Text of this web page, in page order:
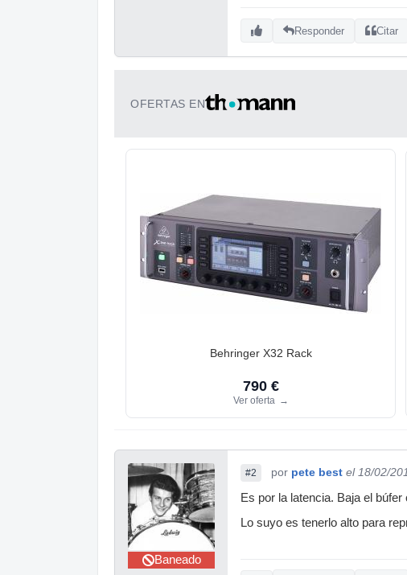
Responder Citar
OFERTAS EN
Behringer X32 Rack
790 €
Ver oferta →
Baneado
#2 por pete best el 18/02/
Es por la latencia. Baja el búfer
Lo suyo es tenerlo alto para